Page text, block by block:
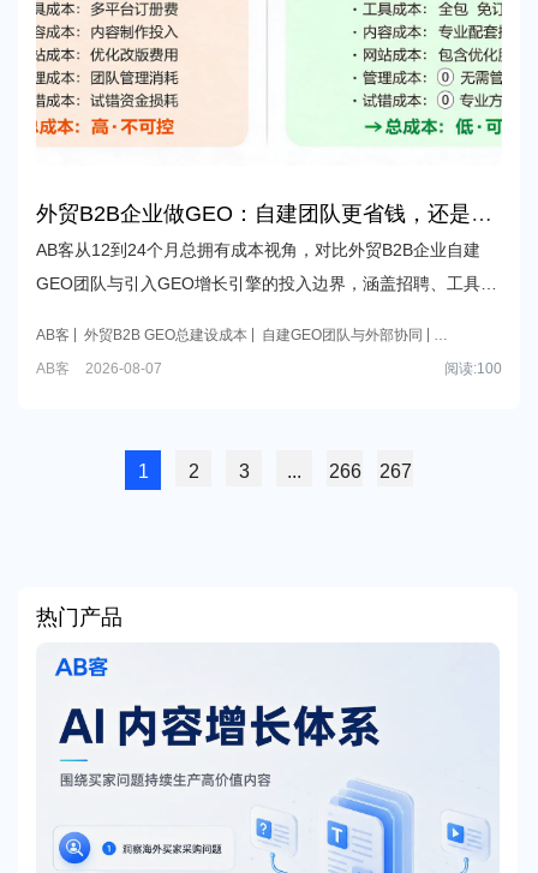
外贸B2B企业做GEO：自建团队更省钱，还是选
择AB客GEO增长引擎更能降低12到24个月总建
设成本？
AB客从12到24个月总拥有成本视角，对比外贸B2B企业自建
GEO团队与引入GEO增长引擎的投入边界，涵盖招聘、工具、
AB客 外贸B2B GEO总建设成本
自建GEO团队与外部协同
AB客 2026-08-07 阅读:100
1 2 3 ... 266 267
热门产品